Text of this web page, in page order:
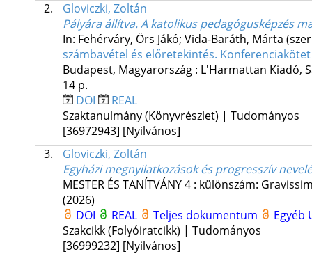
2.
Gloviczki, Zoltán
Pályára állítva. A katolikus pedagógusképzés
In: Fehérváry, Örs Jákó; Vida-Baráth, Márta
számbavétel és előretekintés. Konferenciakötet
Budapest, Magyarország : L'Harmattan Kiadó,
14 p.
DOI
REAL
Szaktanulmány (Könyvrészlet) | Tudományos
[36972943] [Nyilvános]
3.
Gloviczki, Zoltán
Egyházi megnyilatkozások és progresszív
MESTER ÉS TANÍTVÁNY4: különszám:
(2026)
DOI
REAL Teljes dokumentum
Egyéb
Szakcikk (Folyóiratcikk) | Tudományos
[36999232] [Nyilvános]